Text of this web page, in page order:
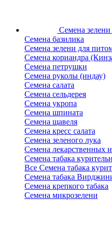
Семена зелени
Семена базилика
Семена зелени для
Семена кориандра
Семена петрушки
Семена руколы (индау)
Семена салата
Семена сельдерея
Семена укропа
Семена шпината
Семена щавеля
Семена кресс салата
Семена зеленого лука
Семена лекарственных
Семена табака
Все Семена табака
Семена табака
Семена крепкого табака
Семена микрозелени